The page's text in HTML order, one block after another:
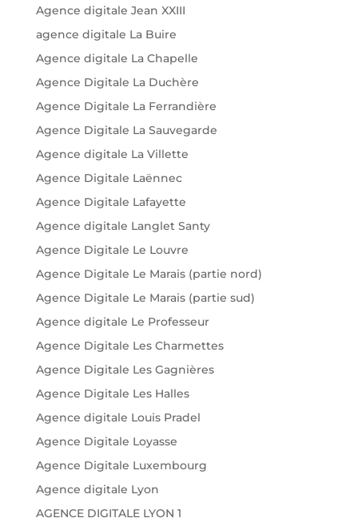
Agence digitale Jean XXIII
agence digitale La Buire
Agence digitale La Chapelle
Agence Digitale La Duchère
Agence Digitale La Ferrandière
Agence Digitale La Sauvegarde
Agence digitale La Villette
Agence Digitale Laënnec
Agence Digitale Lafayette
Agence digitale Langlet Santy
Agence Digitale Le Louvre
Agence Digitale Le Marais (partie nord)
Agence Digitale Le Marais (partie sud)
Agence digitale Le Professeur
Agence Digitale Les Charmettes
Agence Digitale Les Gagnières
Agence Digitale Les Halles
Agence digitale Louis Pradel
Agence Digitale Loyasse
Agence Digitale Luxembourg
Agence digitale Lyon
AGENCE DIGITALE LYON 1